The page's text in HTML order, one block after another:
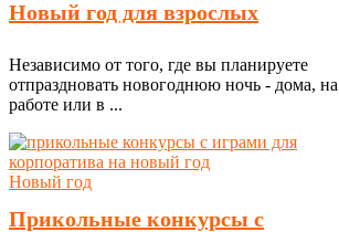
Новый год для взрослых
Независимо от того, где вы планируете
отпраздновать новогоднюю ночь - дома, на
работе или в ...
Новый год
Прикольные конкурсы с